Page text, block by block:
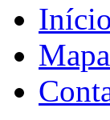
Início